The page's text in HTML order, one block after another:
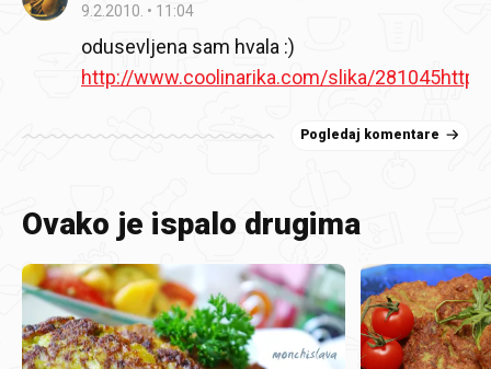
9.2.2010. 11:04
odusevljena sam hvala :)
http://www.coolinarika.com/slika/281045
Pogledaj komentare
Ovako je ispalo drugima